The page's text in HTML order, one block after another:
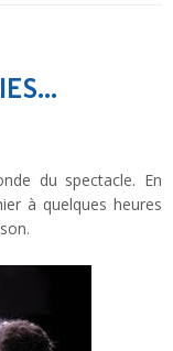
du spectacle. En
à quelques heures